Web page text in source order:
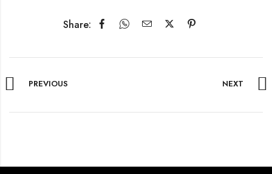
Share:
PREVIOUS NEXT